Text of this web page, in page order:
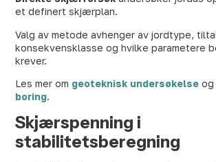
et definert skjærplan.
Valg av metode avhenger av jordtype,
konsekvensklasse og hvilke parametere
krever.
Les mer om geoteknisk undersøkelse og
boring.
Skjærspenning i
stabilitetsberegning